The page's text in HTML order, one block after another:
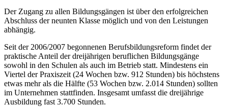
Der Zugang zu allen Bildungsgängen ist über den erfolgreichen
Abschluss der neunten Klasse möglich und von den Leistungen
abhängig.
Seit der 2006/2007 begonnenen Berufsbildungsreform findet der
praktische Anteil der dreijährigen beruflichen Bildungsgänge
sowohl in den Schulen als auch im Betrieb statt. Mindestens ein
Viertel der Praxiszeit (24 Wochen bzw. 912 Stunden) bis höchstens
etwas mehr als die Hälfte (53 Wochen bzw. 2.014 Stunden) sollten
im Unternehmen stattfinden. Insgesamt umfasst die dreijährige
Ausbildung fast 3.700 Stunden.